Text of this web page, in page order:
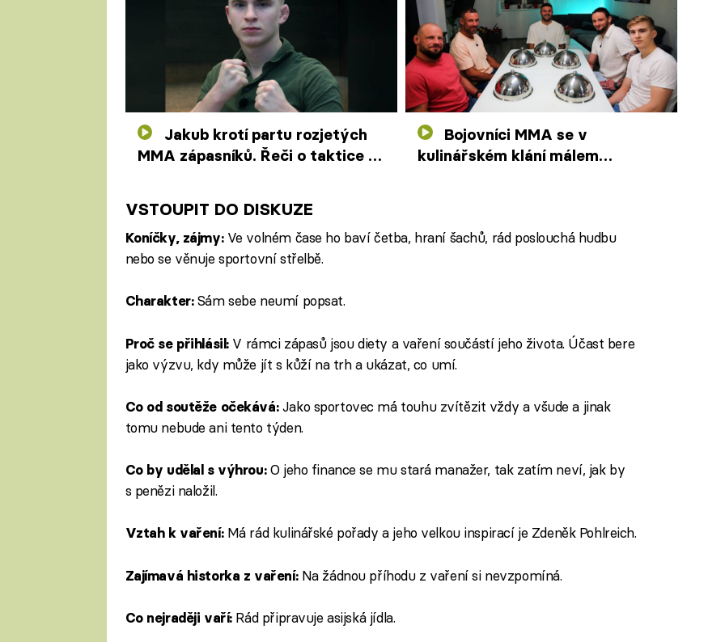
MMA zápasníků. Řeči o taktice a
kulinářském klání málem
VSTOUPIT DO DISKUZE
Koníčky, zájmy: Ve volném čase ho baví četba, hraní šachů, rád poslouchá hudbu
nebo se věnuje sportovní střelbě.
Charakter:Sám sebe neumí popsat.
Proč se přihlásil: V rámci zápasů jsou diety a vaření součástí jeho života. Účast bere
jako výzvu, kdy může jít s kůží na trh a ukázat, co umí.
Co od soutěže očekává:Jako sportovec má touhu zvítězit vždy a všude a jinak
tomu nebude ani tento týden.
Co by udělal s výhrou: O jeho finance se mu stará manažer, tak zatím neví, jak by
s penězi naložil.
Vztah k vaření:Má rád kulinářské pořady a jeho velkou inspirací je Zdeněk Pohlreich.
Zajímavá historka z vaření: Na žádnou příhodu z vaření si nevzpomíná.
Co nejraději vaří: Rád připravuje asijská jídla.